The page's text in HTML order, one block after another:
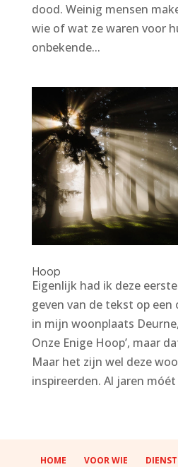
dood. Weinig mensen
wie of wat ze waren voor
onbekende...
Hoop
Eigenlijk had ik deze
geven van de tekst op
in mijn woonplaats
Onze Enige Hoop’, maar
Maar het zijn wel deze
inspireerden. Al jaren móét
HOME VOOR WIE